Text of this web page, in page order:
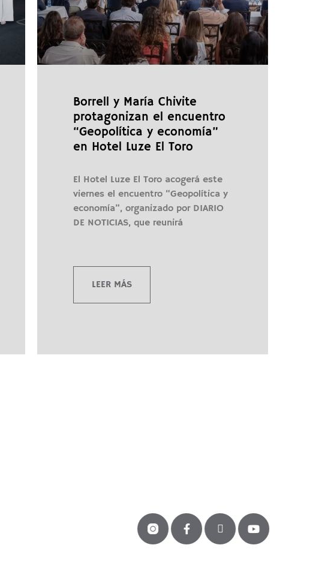
Borrell y María Chivite
protagonizan el encuentro
“Geopolítica y economía”
en Hotel Luze El Toro
El Hotel Luze El Toro acogerá este
viernes el encuentro “Geopolítica y
economía”, organizado por DIARIO
DE NOTICIAS, que reunirá
LEER MÁS